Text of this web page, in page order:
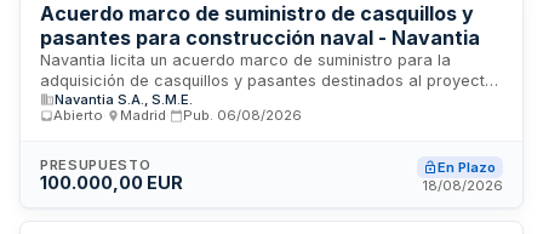
Acuerdo marco de suministro de casquillos y
pasantes para construcción naval - Navantia
Navantia licita un acuerdo marco de suministro para la
adquisición de casquillos y pasantes destinados al proyecto
BAC de construcción naval. El contrato, tramitado mediante
procedimiento abierto ordinario, cubre las cantidades
suministrador deberá cumplir con la norma de calidad PECAL
2110, garantizar la competencia técnica del personal y
requerimientos contractuales especificados.
Navantia S.A., S.M.E.
Abierto
Madrid Pub. 06/08/2026
PRESUPUESTO
100.000,00 EUR
En Plazo
18/08/2026